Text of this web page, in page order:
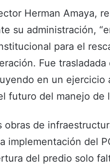
Herman Amaya,
su administración,
para el
Fue
en un ejercicio
futuro del manejo de
obras de
implementación del
del predio solo